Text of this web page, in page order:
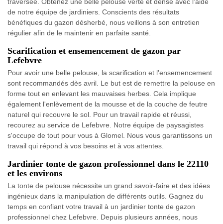
traversée. Obtenez une belle pelouse verte et dense avec l'aide
de notre équipe de jardiniers. Conscients des résultats
bénéfiques du gazon désherbé, nous veillons à son entretien
régulier afin de le maintenir en parfaite santé.
Scarification et ensemencement de gazon par
Lefebvre
Pour avoir une belle pelouse, la scarification et l'ensemencement
sont recommandés dès avril. Le but est de remettre la pelouse en
forme tout en enlevant les mauvaises herbes. Cela implique
également l'enlèvement de la mousse et de la couche de feutre
naturel qui recouvre le sol. Pour un travail rapide et réussi,
recourez au service de Lefebvre. Notre équipe de paysagistes
s'occupe de tout pour vous à Glomel. Nous vous garantissons un
travail qui répond à vos besoins et à vos attentes.
Jardinier tonte de gazon professionnel dans le 22110
et les environs
La tonte de pelouse nécessite un grand savoir-faire et des idées
ingénieux dans la manipulation de différents outils. Gagnez du
temps en confiant votre travail à un jardinier tonte de gazon
professionnel chez Lefebvre. Depuis plusieurs années, nous